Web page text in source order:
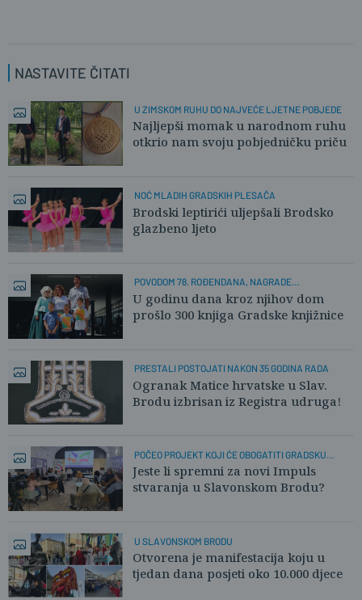
NASTAVITE ČITATI
U ZIMSKOM RUHU DO NAJVEĆE LJETNE POBJEDE
Najljepši momak u narodnom ruhu
otkrio nam svoju pobjedničku priču
NOĆ MLADIH GRADSKIH PLESAČA
Brodski leptirići uljepšali Brodsko
glazbeno ljeto
POVODOM 78. ROĐENDANA, NAGRADE
NAJČITATELJIMA
U godinu dana kroz njihov dom
prošlo 300 knjiga Gradske knjižnice
PRESTALI POSTOJATI NAKON 35 GODINA RADA
Ogranak Matice hrvatske u Slav.
Brodu izbrisan iz Registra udruga!
POČEO PROJEKT KOJI ĆE OBOGATITI GRADSKU
SCENU
Jeste li spremni za novi Impuls
stvaranja u Slavonskom Brodu?
U SLAVONSKOM BRODU
Otvorena je manifestacija koju u
tjedan dana posjeti oko 10.000 djece